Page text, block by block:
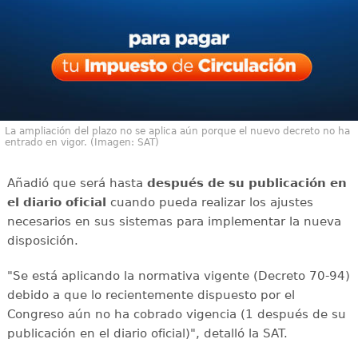
La ampliación del plazo no se aplica aún porque el nuevo decreto no ha
entrado en vigor. (Imagen: SAT)
Añadió que será hasta después de su publicación en
el diario oficial cuando pueda realizar los ajustes
necesarios en sus sistemas para implementar la nueva
disposición.
"Se está aplicando la normativa vigente (Decreto 70-94)
debido a que lo recientemente dispuesto por el
Congreso aún no ha cobrado vigencia (1 después de su
publicación en el diario oficial)", detalló la SAT.